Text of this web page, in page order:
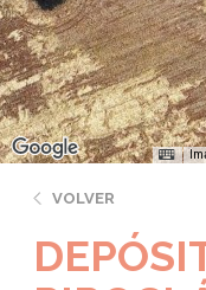
VOLVER